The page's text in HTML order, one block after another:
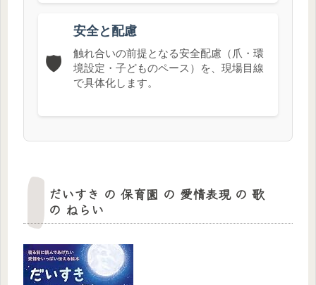
🛡️
安全と配慮
触れ合いの前提となる安全配慮（爪・環
境設定・子どものペース）を、現場目線
で具体化します。
だいすき の 保育園 の 愛情表現 の 歌
の ねらい